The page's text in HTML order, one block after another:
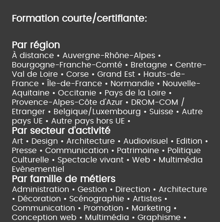
Formation courte/certifiante:
Par région
À distance • Auvergne-Rhône-Alpes •
Bourgogne-Franche-Comté • Bretagne • Centre-
Val de Loire • Corse • Grand Est • Hauts-de-
France •
Île-de-France • Normandie • Nouvelle-
Aquitaine • Occitanie • Pays de la Loire •
Provence-Alpes-Côte d'Azur • DROM-COM /
Etranger • Belgique/Luxembourg • Suisse • Autre
pays UE • Autre pays hors UE •
Par secteur d'activité
Art • Design • Architecture • Audiovisuel • Edition •
Presse • Communication • Patrimoine • Politique
Culturelle • Spectacle vivant • Web • Multimédia
Evènementiel
Par famille de métiers
Administration • Gestion • Direction • Architecture
• Décoration • Scénographie • Artistes •
Communication • Promotion • Marketing •
Conception web • Multimédia • Graphisme •